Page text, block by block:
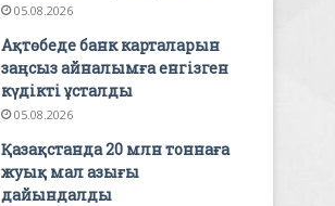
05.08.2026
Ақтөбеде банк карталарын
заңсыз айналымға енгізген
күдікті ұсталды
05.08.2026
Қазақстанда 20 млн тоннаға
жуық мал азығы
дайындалды